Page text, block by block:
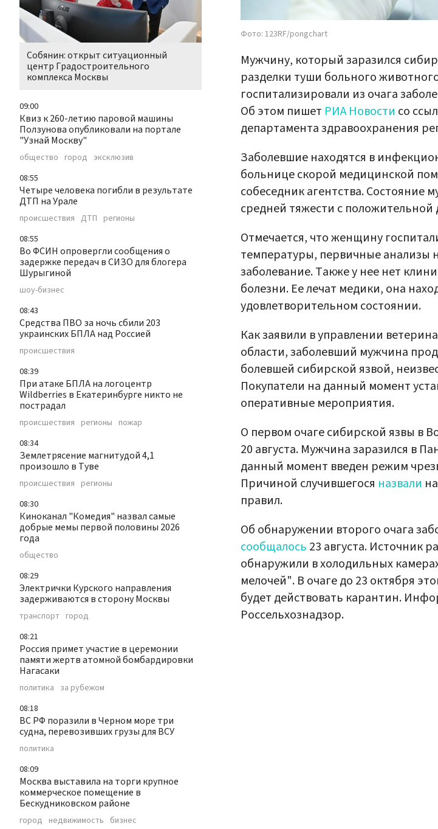
Собянин: открыт ситуационный
центр Градостроительного
комплекса Москвы
09:00
Квиз к 260-летию паровой машины
Ползунова опубликовали на портале
"Узнай Москву"
общество город эксклюзив
08:55
Четыре человека погибли в результате
ДТП на Урале
происшествия ДТП регионы
08:55
Во ФСИН опровергли сообщения о
задержке передач в СИЗО для блогера
Шурыгиной
шоу-бизнес
08:43
Средства ПВО за ночь сбили 203
украинских БПЛА над Россией
происшествия
08:39
При атаке БПЛА на логоцентр
Wildberries в Екатеринбурге никто не
пострадал
происшествия регионы пожар
08:34
Землетрясение магнитудой 4,1
произошло в Туве
происшествия регионы
08:30
Киноканал "Комедия" назвал самые
добрые мемы первой половины 2026
года
общество
08:29
Электрички Курского направления
задерживаются в сторону Москвы
транспорт город
08:21
Россия примет участие в церемонии
памяти жертв атомной бомбардировки
Нагасаки
политика за рубежом
08:18
ВС РФ поразили в Черном море три
судна, перевозивших грузы для ВСУ
политика
08:09
Москва выставила на торги крупное
коммерческое помещение в
Бескудниковском районе
город недвижимость бизнес
Фото: 123RF/pongchart
Мужчину, который заразился
разделки туши больного
госпитализировали из очага
Об этом пишет РИА Новости со
департамента здравоохранения
Заболевшие находятся в
больнице скорой медицинской
собеседник агентства. Состояние
средней тяжести с
Отмечается, что женщину
температуры, первичные анализы
заболевание. Также у нее нет
болезни. Ее лечат медики, она
удовлетворительном состоянии.
Как заявили в управлении
области, заболевший мужчина
болевшей сибирской язвой,
Покупатели на данный момент
оперативные мероприятия.
О первом очаге сибирской язвы в
20 августа. Мужчина заразился в
данный момент введен режим
Причиной случившегося назвали
правил.
Об обнаружении второго очага
сообщалось 23 августа. Источник
обнаружили в холодильных
мелочей". В очаге до 23 октября
будет действовать карантин.
Россельхознадзор.